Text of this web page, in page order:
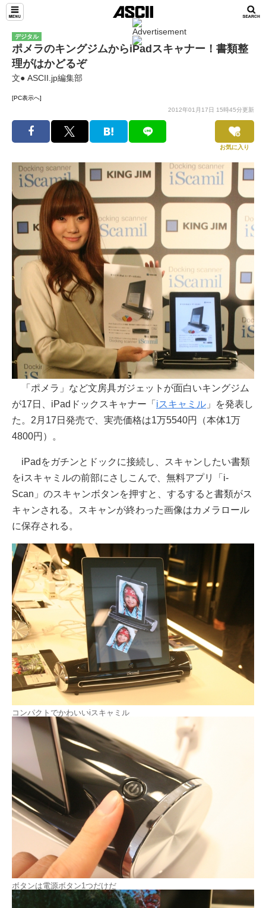
デジタル
ポメラのキングジムからiPadスキャナー！書類整
理がはかどるぞ
文● ASCII.jp編集部
[PC表示へ]
2012年01月17日 15時45分更新
お気に入り
「ポメラ」など文房具ガジェットが面白いキングジム
が17日、iPadドックスキャナー「 iスキャミル 」を発表し
た。2月17日発売で、実売価格は1万5540円（本体1万
4800円）。
iPadをガチンとドックに接続し、スキャンしたい書類
をiスキャミルの前部にさしこんで、無料アプリ「i-
Scan」のスキャンボタンを押すと、するすると書類がス
キャンされる。スキャンが終わった画像はカメラロール
に保存される。
コンパクトでかわいいiスキャミル
ボタンは電源ボタン1つだけだ